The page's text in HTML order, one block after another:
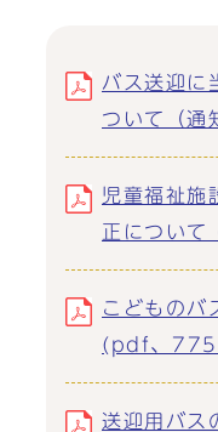
バス送迎に
ついて（
児童福祉施
正につい
こどものバ
(pdf、
送迎用バス